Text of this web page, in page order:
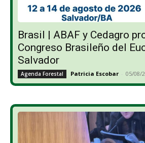
Brasil | ABAF y Cedagro
Congreso Brasileño del
Salvador
Agenda Forestal Patricia Escobar - 05/08/